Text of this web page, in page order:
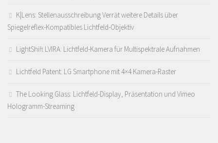
K|Lens: Stellenausschreibung Verrät weitere Details über
Spiegelreflex-Kompatibles Lichtfeld-Objektiv
LightShift LVIRA: Lichtfeld-Kamera für Multispektrale Aufnahmen
Lichtfeld Patent: LG Smartphone mit 4×4 Kamera-Raster
The Looking Glass: Lichtfeld-Display, Präsentation und Vimeo
Hologramm-Streaming